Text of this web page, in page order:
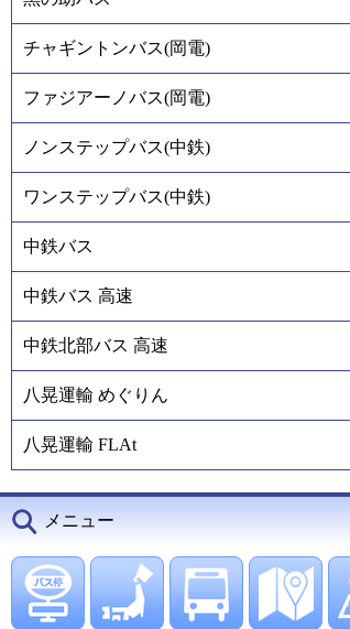
チャギントンバス(岡電)
ファジアーノバス(岡電)
ノンステップバス(中鉄)
ワンステップバス(中鉄)
中鉄バス
中鉄バス 高速
中鉄北部バス 高速
八晃運輸 めぐりん
八晃運輸 FLAt
メニュー